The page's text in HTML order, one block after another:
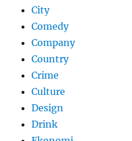
City
Comedy
Company
Country
Crime
Culture
Design
Drink